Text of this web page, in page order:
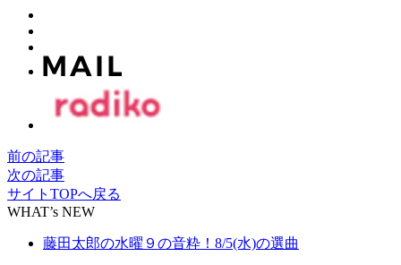
前の記事
次の記事
サイトTOPへ戻る
WHAT’s NEW
藤田太郎の水曜９の音粋！8/5(水)の選曲